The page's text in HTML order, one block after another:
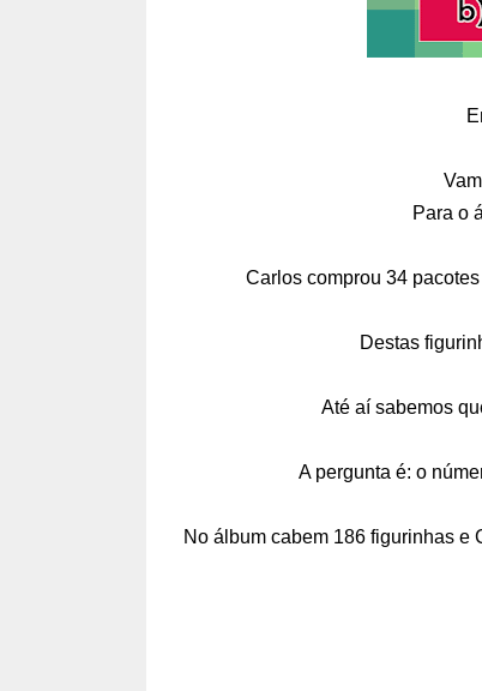
Para o
Carlos comprou 34
Destas
Até aí sabemos
A pergunta é: o
No álbum cabem 186 figurinhas e